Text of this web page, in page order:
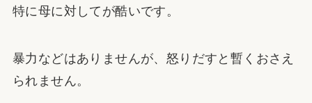
特に母に対してが酷いです。
暴力などはありませんが、怒りだすと暫くおさえ
られません。